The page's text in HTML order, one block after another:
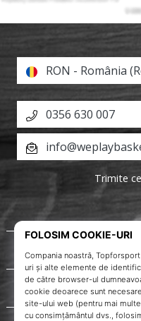
Despre noi
Servicii clienți
RON - România
0356 630 007
Trimite